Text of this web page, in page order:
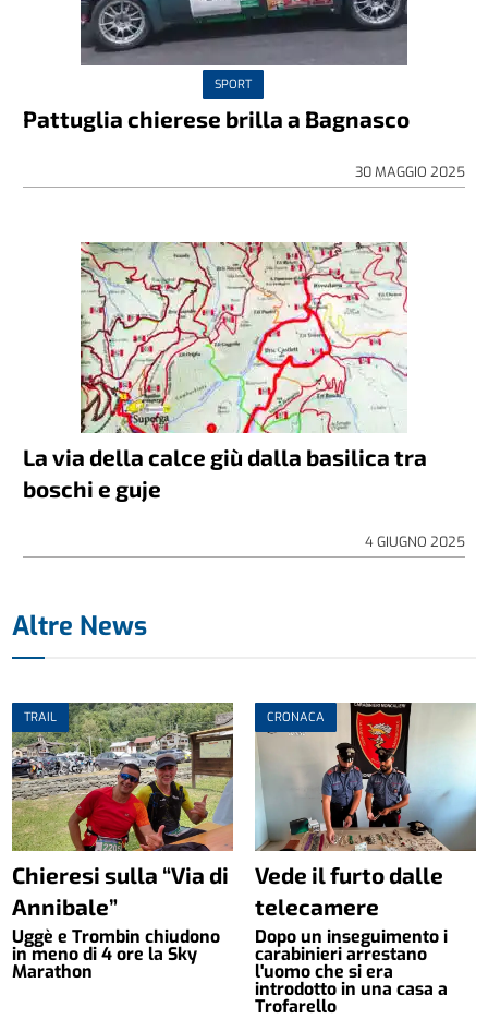
SPORT
Pattuglia chierese brilla a Bagnasco
30 MAGGIO 2025
La via della calce giù dalla basilica tra
boschi e guje
4 GIUGNO 2025
Altre News
TRAIL
Chieresi sulla “Via di
Annibale”
Uggè e Trombin chiudono
in meno di 4 ore la Sky
Marathon
CRONACA
Vede il furto dalle
telecamere
Dopo un inseguimento i
carabinieri arrestano
l'uomo che si era
introdotto in una casa a
Trofarello